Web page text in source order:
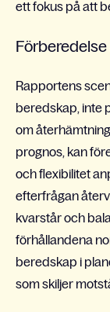
ett fokus på att
Rapportens
beredskap, inte
om
prognos, kan
och flexibilitet
efterfrågan
kvarstår och
förhållandena
beredskap i
som skiljer